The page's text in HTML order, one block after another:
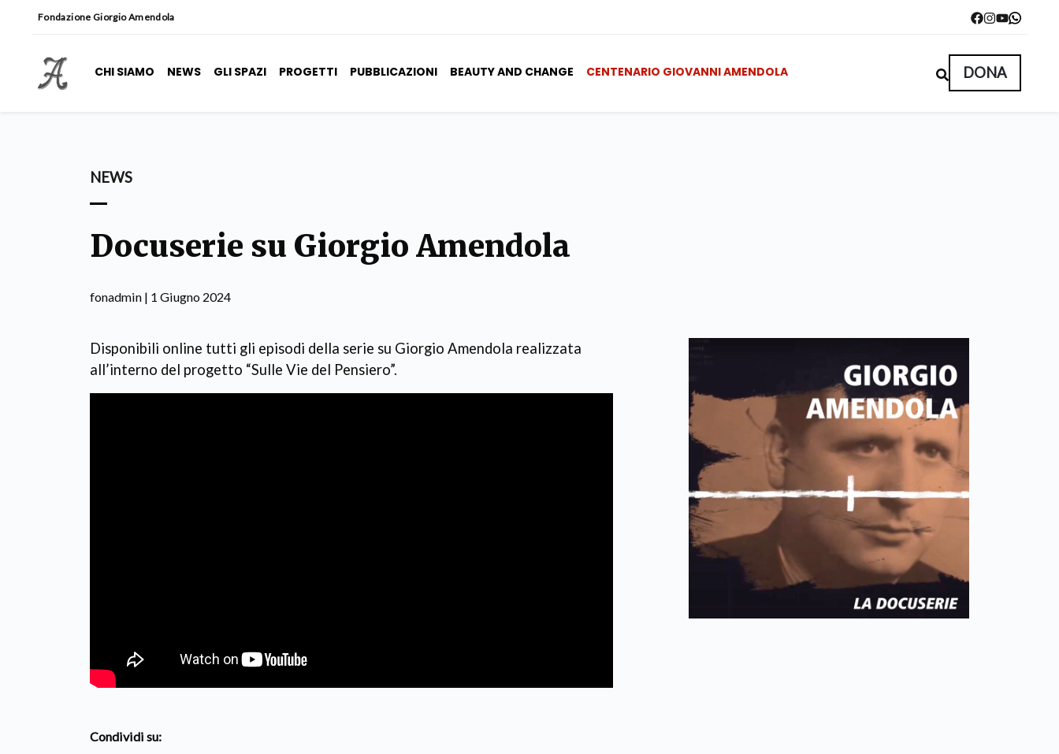
Fondazione Giorgio Amendola
CHI SIAMO NEWS GLI SPAZI PROGETTI PUBBLICAZIONI BEAUTY AND CHANGE CENTENARIO GIOVANNI AMENDOLA DONA
NEWS
Docuserie su Giorgio Amendola
fonadmin | 1 Giugno 2024
Disponibili online tutti gli episodi della serie su Giorgio Amendola realizzata
all’interno del progetto “Sulle Vie del Pensiero”.
Condividi su: